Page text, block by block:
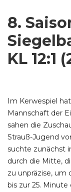
8.
KL 12:1
Im Kerwespiel
Mannschaft der
sahen die
Strauß-Jugend
suchte zunächst
durch die Mitte,
zu unpräzise, um
bis zur 25.